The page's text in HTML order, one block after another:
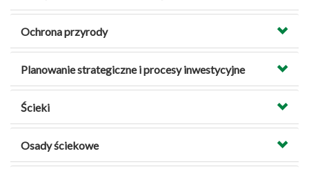
Ochrona przyrody
Planowanie strategiczne i procesy inwestycyjne
Ścieki
Osady ściekowe